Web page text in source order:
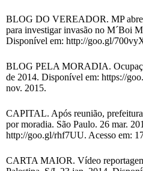
BLOG DO VEREADOR. MP abre
para investigar invasão no M´Boi
Disponível em: http://goo.gl/
BLOG PELA MORADIA.
de 2014. Disponível em: https://
nov. 2015.
CAPITAL. Após reunião,
por moradia. São Paulo. 26 mar.
http://goo.gl/rhf7UU. Acesso em:
CARTA MAIOR. Vídeo